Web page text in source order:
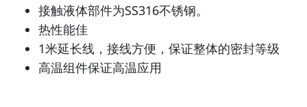
接触液体部件为SS316不锈钢。
热性能佳
1米延长线，接线方便，保证整体的密封等级
高温组件保证高温应用